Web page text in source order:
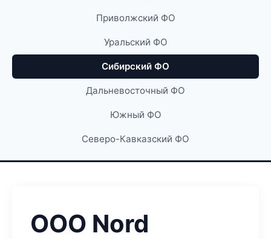
Приволжский ФО
Уральский ФО
Сибирский ФО
Дальневосточный ФО
Южный ФО
Северо-Кавказский ФО
ООО Nord